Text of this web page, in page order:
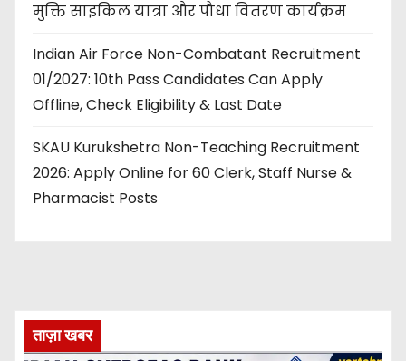
मुक्ति साइकिल यात्रा और पौधा वितरण कार्यक्रम
Indian Air Force Non-Combatant Recruitment
01/2027: 10th Pass Candidates Can Apply
Offline, Check Eligibility & Last Date
SKAU Kurukshetra Non-Teaching Recruitment
2026: Apply Online for 60 Clerk, Staff Nurse &
Pharmacist Posts
ताज़ा खबर